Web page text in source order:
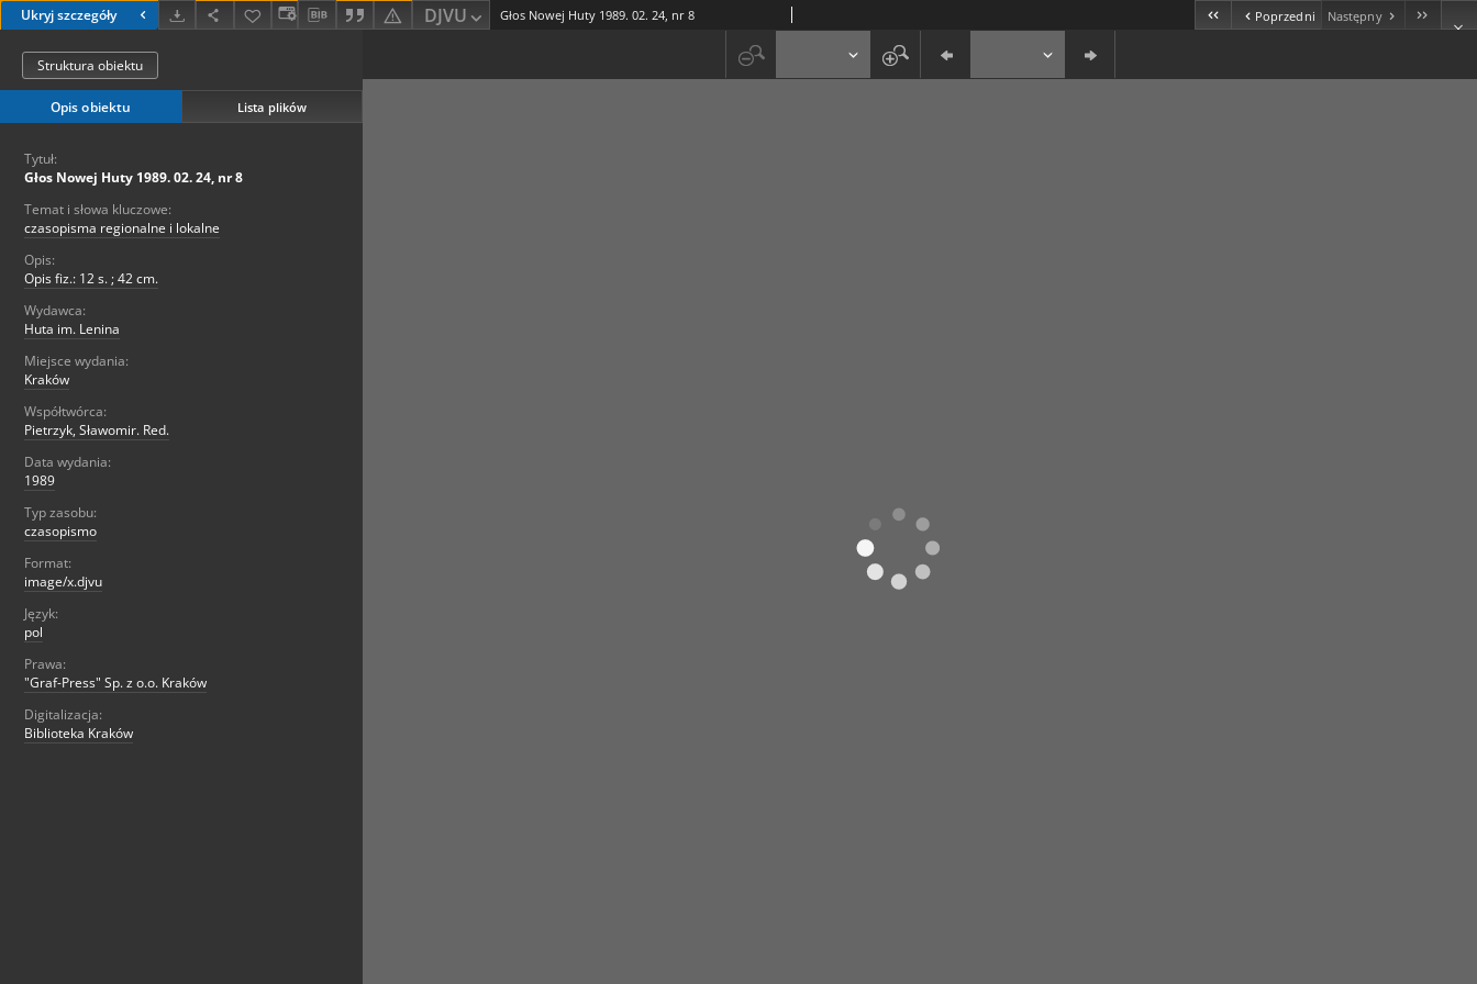
Ukryj szczegóły DJVU Głos Nowej Huty 1989. 02. 24, nr 8 Poprzedni Następny
Struktura obiektu
Opis obiektu Lista plików
Tytuł:
Głos Nowej Huty 1989. 02. 24, nr 8
Temat i słowa kluczowe:
czasopisma regionalne i lokalne
Opis:
Opis fiz.: 12 s. ; 42 cm.
Wydawca:
Huta im. Lenina
Miejsce wydania:
Kraków
Współtwórca:
Pietrzyk, Sławomir. Red.
Data wydania:
1989
Typ zasobu:
czasopismo
Format:
image/x.djvu
Język:
pol
Prawa:
"Graf-Press" Sp. z o.o. Kraków
Digitalizacja:
Biblioteka Kraków